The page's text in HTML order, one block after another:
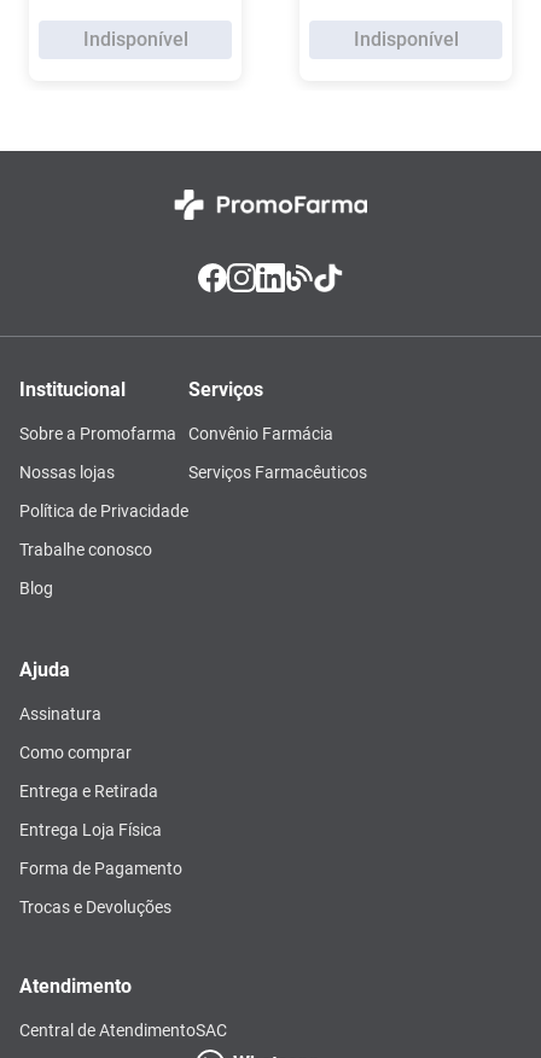
Indisponível Indisponível
Institucional
Sobre a Promofarma
Nossas lojas
Política de Privacidade
Trabalhe conosco
Blog
Serviços
Convênio Farmácia
Serviços Farmacêuticos
Ajuda
Assinatura
Como comprar
Entrega e Retirada
Entrega Loja Física
Forma de Pagamento
Trocas e Devoluções
Atendimento
Central de AtendimentoSAC